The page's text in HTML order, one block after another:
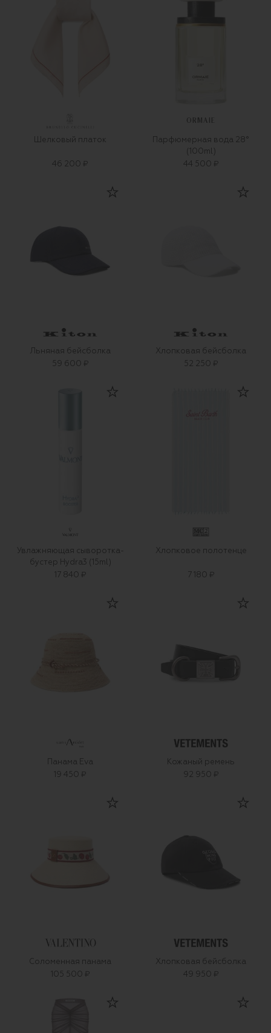
Шелковый платок
46 200 ₽
ORMAIE
Парфюмерная вода 28°
(100ml)
44 500 ₽
Льняная бейсболка
59 600 ₽
Хлопковая бейсболка
52 250 ₽
Увлажняющая сыворотка-
бустер Hydra3 (15ml)
17 840 ₽
Хлопковое полотенце
7 180 ₽
Панама Eva
19 450 ₽
Кожаный ремень
92 950 ₽
Соломенная панама
105 500 ₽
Хлопковая бейсболка
49 950 ₽